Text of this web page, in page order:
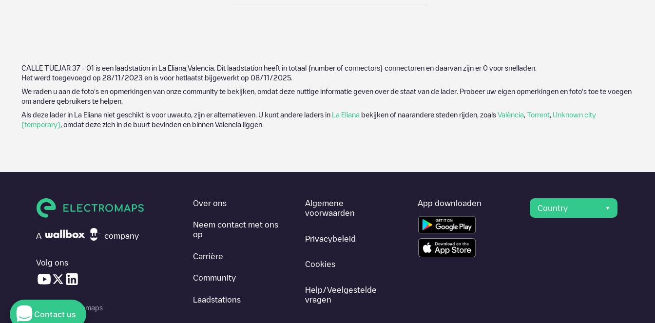
CALLE TUEJAR 37 - 01 is een laadstation in La Eliana Valencia . Dit laadstation heeft in totaal {number of connectors} connectoren en daarvan zijn er 0 voor snelladen.
Het werd toegevoegd op 28/11/2023 en is voor hetlaatst bijgewerkt op 08/11/2025
We raden u aan de foto's en opmerkingen van onze community te bekijken, omdat deze nuttige informatie geven over de staat van de lader. Probeer uw eigen opmerkingen en foto's toe te voegen
om andere gebruikers te helpen.
Als deze lader in
La Eliana niet geschikt is voor uwauto, zijn er alternatieven. U kunt andere laders in La Eliana bekijken of naarandere steden rijden, zoals València Torrent Unknown city
(temporary) , omdat deze zich in de buurt bevinden en binnen Valencia liggen.
A company
Volg ons
© 2026 Electromaps
Over ons
Neem contact met ons
op
Carrière
Community
Laadstations
Algemene
voorwaarden
Privacybeleid
Cookies
Help/Veelgestelde
vragen
App downloaden
Country
Contact us